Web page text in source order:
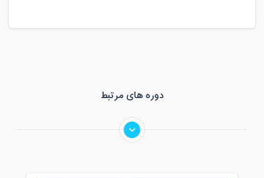
دوره های مرتبط